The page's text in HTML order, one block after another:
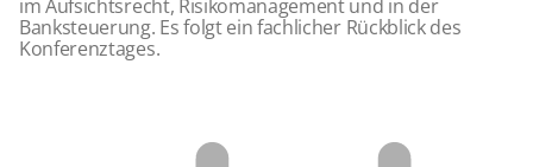
im Aufsichtsrecht, Risikomanagement und in der
Banksteuerung. Es folgt ein fachlicher Rückblick des
Konferenztages.